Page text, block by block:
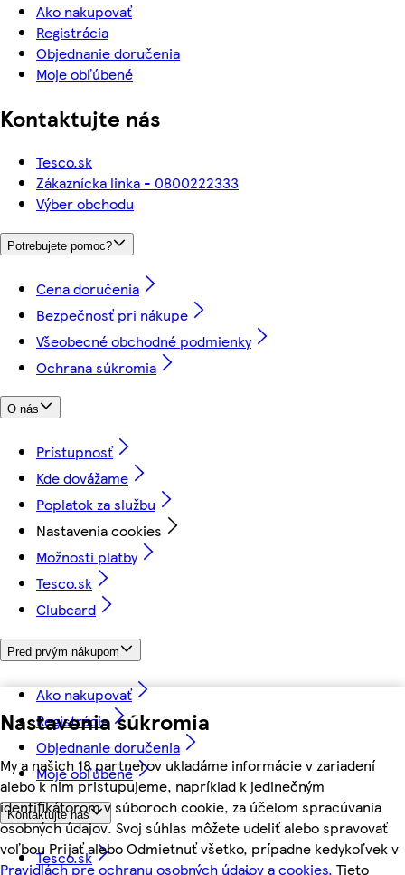
Nastavenia súkromia
My a našich 18 partnerov ukladáme informácie v zariadení
alebo k nim pristupujeme, napríklad k jedinečným
identifikátorom v súboroch cookie, za účelom spracúvania
osobných údajov. Svoj súhlas môžete udeliť alebo spravovať
voľbou Prijať alebo Odmietnuť všetko, prípadne kedykoľvek v
Pravidlách pre ochranu osobných údajov a cookies. Tieto
Ako nakupovať
Registrácia
Objednanie doručenia
Moje obľúbené
Kontaktujte nás
Tesco.sk
Zákaznícka linka - 0800222333
Výber obchodu
Potrebujete pomoc?
Cena doručenia
Bezpečnosť pri nákupe
Všeobecné obchodné podmienky
Ochrana súkromia
O nás
Prístupnosť
Kde dovážame
Poplatok za službu
Nastavenia cookies
Možnosti platby
Tesco.sk
Clubcard
Pred prvým nákupom
Ako nakupovať
Registrácia
Objednanie doručenia
Moje obľúbené
Kontaktujte nás
Tesco.sk